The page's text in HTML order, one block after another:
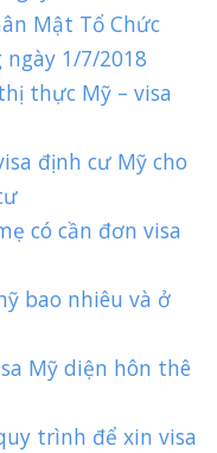
Mật Tổ Chức
ngày 1/7/2018
thực Mỹ – visa
định cư Mỹ cho
có cần đơn visa
bao nhiêu và ở
Mỹ diện hôn thê
trình để xin visa